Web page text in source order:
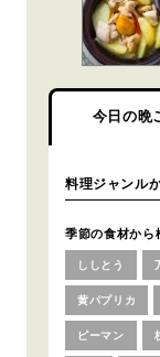
今日の晩
季節の食材から
ししとう
黄パプリカ
ピーマン